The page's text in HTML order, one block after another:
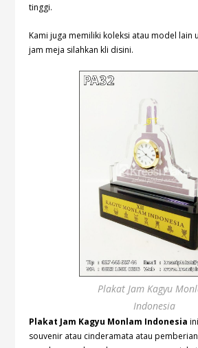
tinggi.
Kami juga memiliki koleksi atau model lain
jam meja silahkan kli disini.
Plakat Jam Kagyu
Indonesia
Plakat Jam Kagyu Monlam Indonesia
souvenir atau cinderamata atau